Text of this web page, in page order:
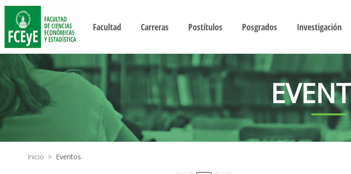
Facultad Carreras Postítulos Posgrados Investigación
Inicio > Eventos